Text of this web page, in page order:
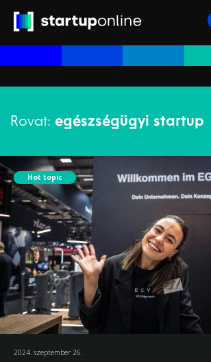
Rovat: egészségügyi startup
Hot topic
2024. szeptember 26.